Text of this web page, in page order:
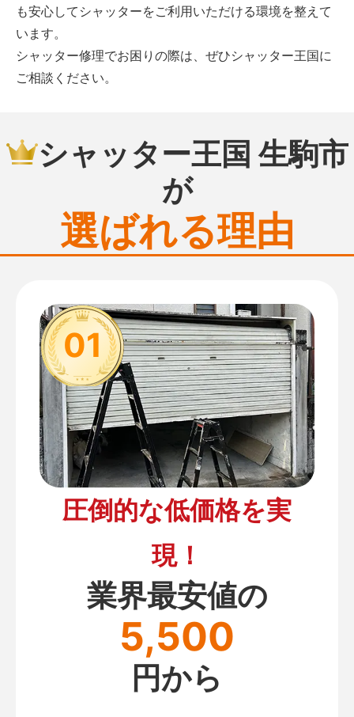
も安心してシャッターをご利用いただける環境を整えて
います。
シャッター修理でお困りの際は、ぜひシャッター王国に
ご相談ください。
シャッター王国 生駒市
が
選ばれる理由
01
圧倒的な低価格を実
現！
業界最安値の
5,500
円から